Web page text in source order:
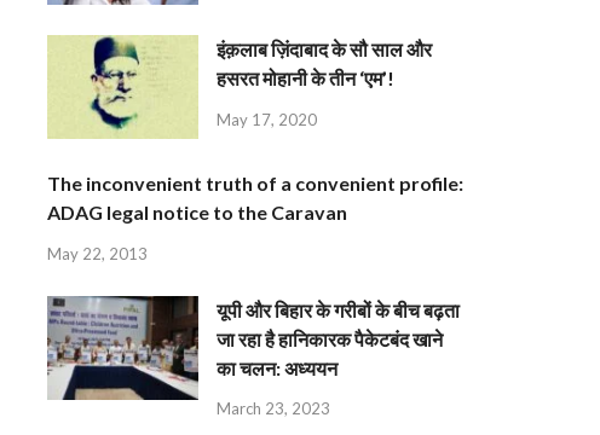
इंक़लाब ज़िंदाबाद के सौ साल और
हसरत मोहानी के तीन ‘एम’!
May 17, 2020
The inconvenient truth of a convenient profile:
ADAG legal notice to the Caravan
May 22, 2013
यूपी और बिहार के गरीबों के बीच बढ़ता
जा रहा है हानिकारक पैकेटबंद खाने
का चलन: अध्ययन
March 23, 2023